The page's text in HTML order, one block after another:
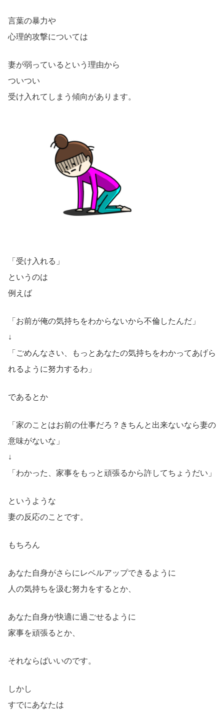
言葉の暴力や
心理的攻撃については
妻が弱っているという理由から
ついつい
受け入れてしまう傾向があります。
「受け入れる」
というのは
例えば
「お前が俺の気持ちをわからないから不倫したんだ」
↓
「ごめんなさい、もっとあなたの気持ちをわかってあげら
れるように努力するわ」
であるとか
「家のことはお前の仕事だろ？きちんと出来ないなら妻の
意味がないな」
↓
「わかった、家事をもっと頑張るから許してちょうだい」
というような
妻の反応のことです。
もちろん
あなた自身がさらにレベルアップできるように
人の気持ちを汲む努力をするとか、
あなた自身が快適に過ごせるように
家事を頑張るとか、
それならばいいのです。
しかし
すでにあなたは